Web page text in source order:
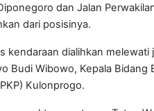
dan Jalan
dari posisinya.
dialihkan melewati
Budi Wibowo, Kepala Bidang
Kulonprogo.